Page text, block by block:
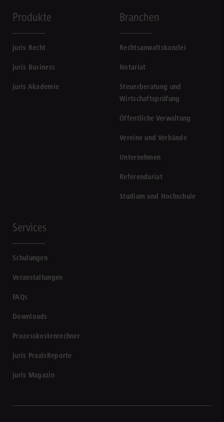
Produkte
juris Recht
juris Business
juris Akademie
Branchen
Rechtsanwaltskanzlei
Notariat
Steuerberatung und
Wirtschaftsprüfung
Öffentliche Verwaltung
Vereine und Verbände
Unternehmen
Referendariat
Studium und Hochschule
Services
Schulungen
Veranstaltungen
FAQs
Downloads
Prozesskostenrechner
juris PraxisReporte
juris Magazin